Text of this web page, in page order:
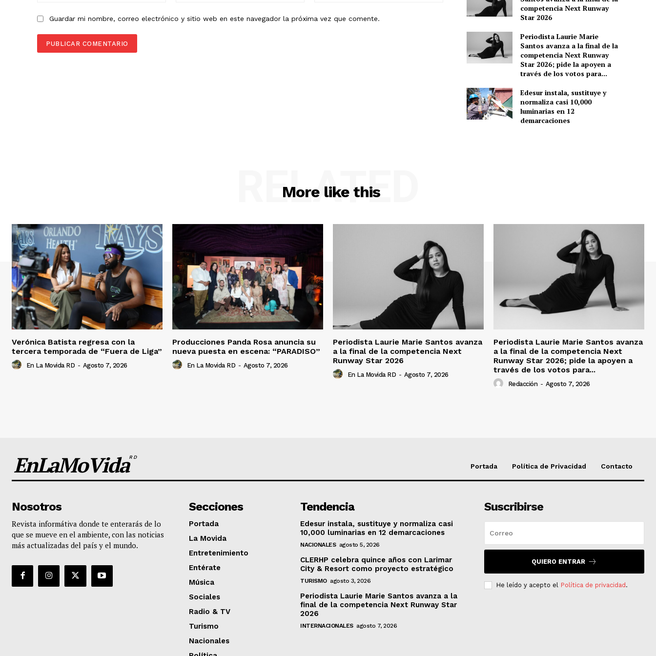
Guardar mi nombre, correo electrónico y sitio web en este navegador la próxima vez que comente.
competencia Next Runway
Star 2026
Periodista Laurie Marie
Santos avanza a la final de la
competencia Next Runway
Star 2026; pide la apoyen a
través de los votos para...
Edesur instala, sustituye y
normaliza casi 10,000
luminarias en 12
demarcaciones
More like this
RELATED
Verónica Batista regresa con la
tercera temporada de “Fuera de Liga”
En La Movida RD - Agosto 7, 2026
Producciones Panda Rosa anuncia su
nueva puesta en escena: “PARADISO”
En La Movida RD - Agosto 7, 2026
Periodista Laurie Marie Santos avanza
a la final de la competencia Next
Runway Star 2026
En La Movida RD - Agosto 7, 2026
Periodista Laurie Marie Santos avanza
a la final de la competencia Next
Runway Star 2026; pide la apoyen a
través de los votos para...
Redacción - Agosto 7, 2026
EnLaMoVidaRD
Portada Política de Privacidad Contacto
Nosotros
Revista informátiva donde te enterarás de lo
que se mueve en el ambiente, con las noticias
más actualizadas del país y el mundo.
Secciones
Portada
La Movida
Entretenimiento
Entérate
Música
Sociales
Radio & TV
Turismo
Nacionales
Tendencia
Edesur instala, sustituye y normaliza casi
10,000 luminarias en 12 demarcaciones
NACIONALES agosto 5, 2026
CLERHP celebra quince años con Larimar
City & Resort como proyecto estratégico
TURISMO agosto 3, 2026
Periodista Laurie Marie Santos avanza a la
final de la competencia Next Runway Star
2026
INTERNACIONALES agosto 7, 2026
Suscribirse
QUIERO ENTRAR
He leído y acepto el Política de privacidad .